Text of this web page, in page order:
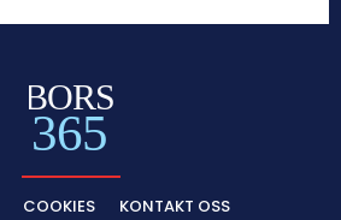
BORS
365
COOKIES KONTAKT OSS